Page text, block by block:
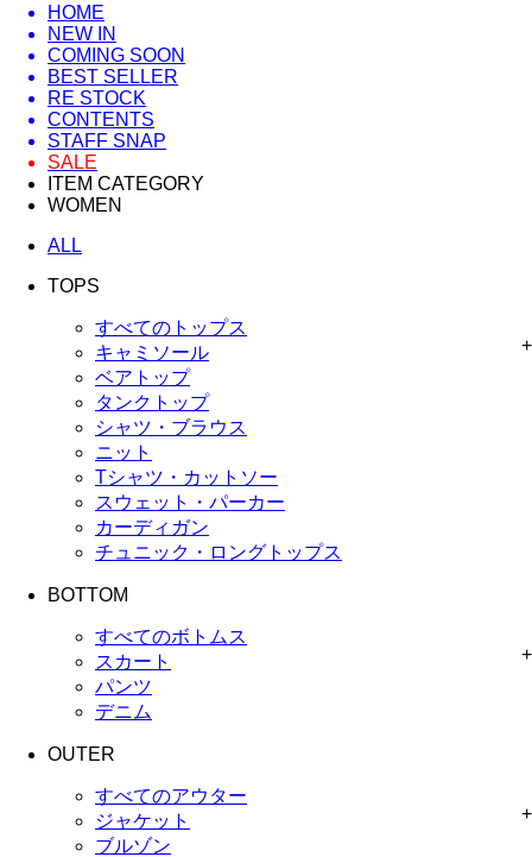
HOME
NEW IN
COMING SOON
BEST SELLER
RE STOCK
CONTENTS
STAFF SNAP
SALE
ITEM CATEGORY
WOMEN
ALL
TOPS
+
すべてのトップス
キャミソール
ベアトップ
タンクトップ
シャツ・ブラウス
ニット
Tシャツ・カットソー
スウェット・パーカー
カーディガン
チュニック・ロングトップス
BOTTOM
+
すべてのボトムス
スカート
パンツ
デニム
OUTER
+
すべてのアウター
ジャケット
ブルゾン